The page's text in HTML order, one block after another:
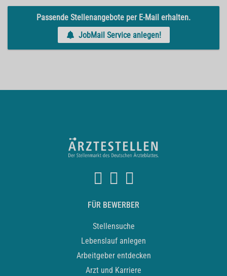
Passende Stellenangebote per E-Mail erhalten.
JobMail Service anlegen!
FÜR BEWERBER
Stellensuche
Lebenslauf anlegen
Arbeitgeber entdecken
Arzt und Karriere